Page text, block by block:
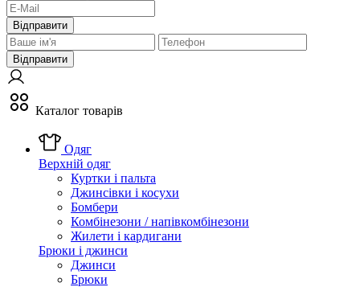
Відправити
Відправити
Каталог товарів
Одяг
Верхній одяг
Куртки і пальта
Джинсівки і косухи
Бомбери
Комбінезони / напівкомбінезони
Жилети і кардигани
Брюки і джинси
Джинси
Брюки